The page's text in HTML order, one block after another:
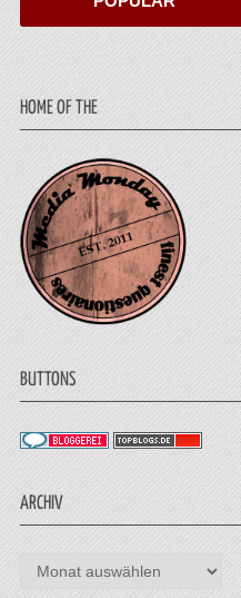
HOME OF THE
BUTTONS
ARCHIV
Archiv